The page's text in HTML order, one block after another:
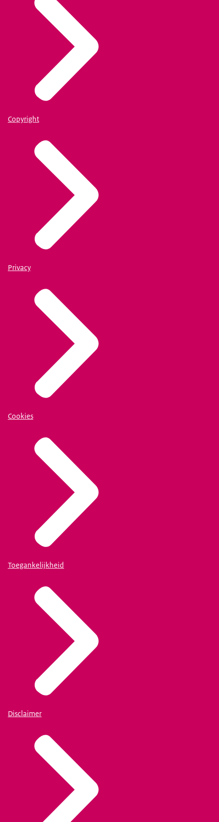
Copyright
Privacy
Cookies
Toegankelijkheid
Disclaimer